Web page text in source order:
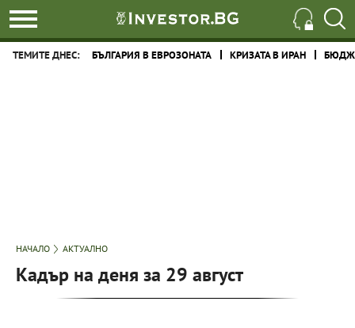
ТЕМИТЕ ДНЕС: БЪЛГАРИЯ В ЕВРОЗОНАТА КРИЗАТА В ИРАН
НАЧАЛО АКТУАЛНО
Кадър на деня за 29 август